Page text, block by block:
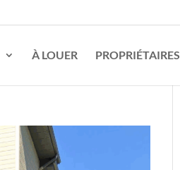
À LOUER PROPRIÉTAIRES